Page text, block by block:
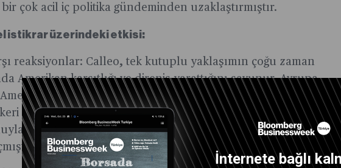
İnternete bağlı
çok acil iç politika gündeminden uzaklaştırmıştır.
istikrar üzerindeki etkisi:
reaksiyonlar: Calleo, tek kutuplu yaklaşımın çoğu zaman
Amerikan karşıtlığı ve direniş yarattığını savunur. Avrupa,
karşıtlığı çok yükselmiştir. Washington’un her
darbelerde dahil olmak üzere aşırı müdahaleleri, Irak’ta
bölgelerin istikrarsızlaşmasına, siyasi ve güvenlik